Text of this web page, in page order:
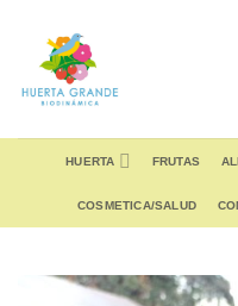
content
HUERTA FRUTAS
COSMETICA/SALUD